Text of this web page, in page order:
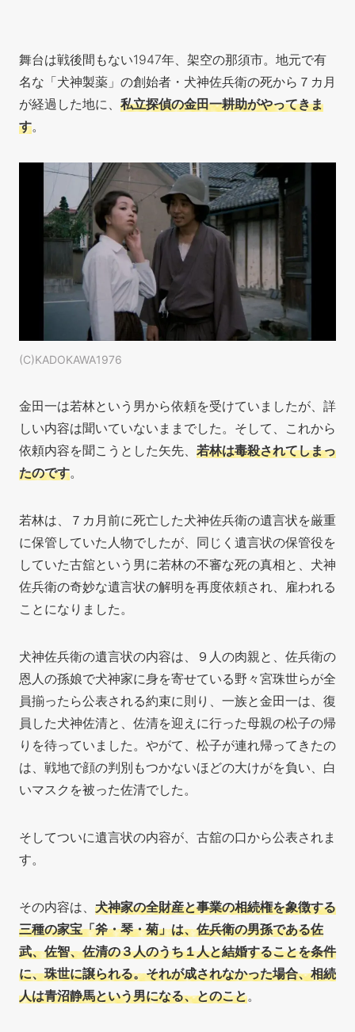
舞台は戦後間もない1947年、架空の那須市。地元で有
名な「犬神製薬」の創始者・犬神佐兵衛の死から７カ月
が経過した地に、 私立探偵の金田一耕助がやってきま
す。
(C)KADOKAWA1976
金田一は若林という男から依頼を受けていましたが、詳
しい内容は聞いていないままでした。そして、これから
依頼内容を聞こうとした矢先、 若林は毒殺されてしまっ
たのです。
若林は、７カ月前に死亡した犬神佐兵衛の遺言状を厳重
に保管していた人物でしたが、同じく遺言状の保管役を
していた古舘という男に若林の不審な死の真相と、犬神
佐兵衛の奇妙な遺言状の解明を再度依頼され、雇われる
ことになりました。
犬神佐兵衛の遺言状の内容は、９人の肉親と、佐兵衛の
恩人の孫娘で犬神家に身を寄せている野々宮珠世らが全
員揃ったら公表される約束に則り、一族と金田一は、復
員した犬神佐清と、佐清を迎えに行った母親の松子の帰
りを待っていました。やがて、松子が連れ帰ってきたの
は、戦地で顔の判別もつかないほどの大けがを負い、白
いマスクを被った佐清でした。
そしてついに遺言状の内容が、古舘の口から公表されま
す。
その内容は、 犬神家の全財産と事業の相続権を象徴する
三種の家宝「斧・琴・菊」は、佐兵衛の男孫である佐
武、佐智、佐清の３人のうち１人と結婚することを条件
に、珠世に譲られる。それが成されなかった場合、相続
人は青沼静馬という男になる、とのこと。